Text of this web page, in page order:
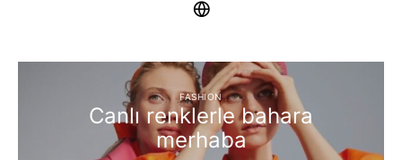
FASHION
Canlı renklerle bahara
merhaba